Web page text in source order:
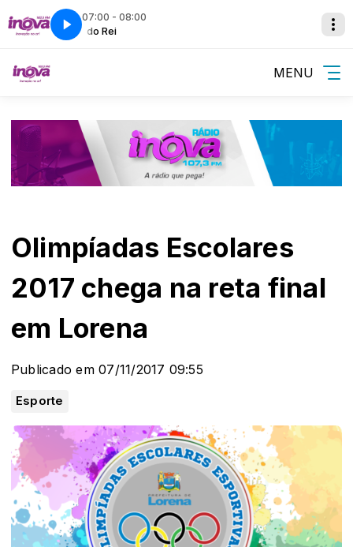
07:00 - 08:00
A Hora do Rei
MENU
Olimpíadas Escolares
2017 chega na reta final
em Lorena
Publicado em 07/11/2017 09:55
Esporte